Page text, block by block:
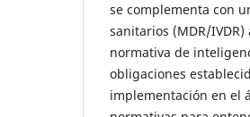
se complementa con
sanitarios (MDR/
normativa de
obligaciones
implementación en el